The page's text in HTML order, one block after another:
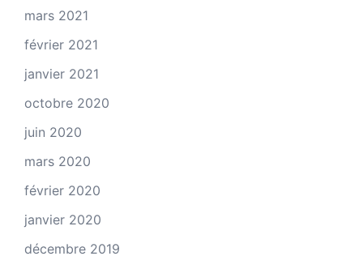
mars 2021
février 2021
janvier 2021
octobre 2020
juin 2020
mars 2020
février 2020
janvier 2020
décembre 2019